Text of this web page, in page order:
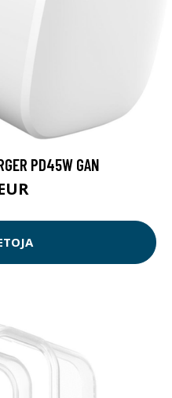
PD45W GAN